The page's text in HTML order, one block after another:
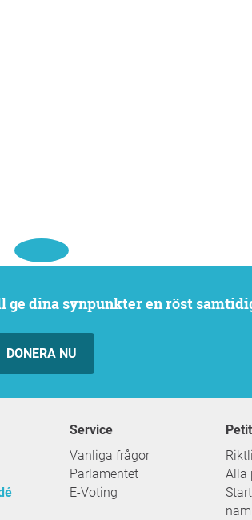
ge dina synpunkter en röst
DONERA NU
service
Vanliga frågor
Parlamentet
E-Voting
Alla